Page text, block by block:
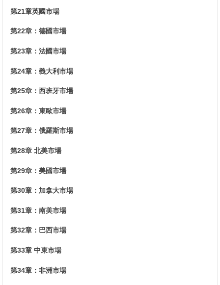
第21章英國市場
第22章：德國市場
第23章：法國市場
第24章：義大利市場
第25章：西班牙市場
第26章：東歐市場
第27章：俄羅斯市場
第28章 北美市場
第29章：美國市場
第30章：加拿大市場
第31章：南美市場
第32章：巴西市場
第33章 中東市場
第34章：非洲市場